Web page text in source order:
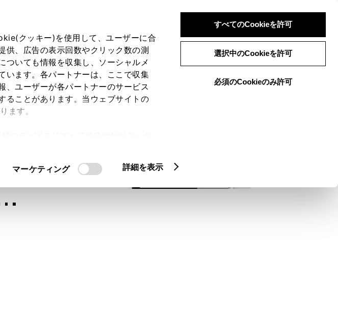
クッキー)を使用して、ユーザーに合
供、広告の表示回数やクリック数の測
ついても情報を収集し、ソーシャルメ
います。各パートナーは、ここで収集
、ユーザーが各パートナーのサービス
ることがあります。当ウェブサイトの
ます。
マーケティング 詳細を表示
すべてのCookieを許可
選択中のCookieを許可
必須のCookieのみ許可
ログイン 検索 メニュー
メニュー
見積り